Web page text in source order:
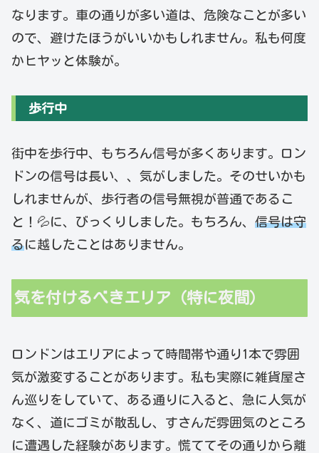
なります。車の通りが多い道は、危険なことが多い
ので、避けたほうがいいかもしれません。私も何度
かヒヤッと体験が。
歩行中
街中を歩行中、もちろん信号が多くあります。ロン
ドンの信号は長い、、気がしました。そのせいかも
しれませんが、歩行者の信号無視が普通であるこ
と！💦に、びっくりしました。もちろん、 信号は守
るに越したことはありません。
気を付けるべきエリア（特に夜間）
ロンドンはエリアによって時間帯や通り1本で雰囲
気が激変することがあります。私も実際に雑貨屋さ
ん巡りをしていて、ある通りに入ると、急に人気が
なく、道にゴミが散乱し、すさんだ雰囲気のところ
に遭遇した経験があります。慌ててその通りから離